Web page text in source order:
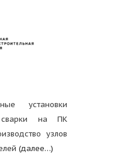
установки
сварки на ПК
узлов
(далее…)